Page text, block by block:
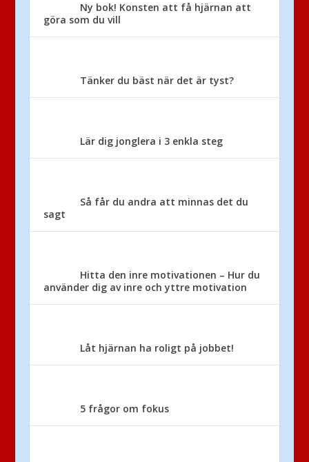
Ny bok! Konsten att få hjärnan att
göra som du vill
Tänker du bäst när det är tyst?
Lär dig jonglera i 3 enkla steg
Så får du andra att minnas det du
sagt
Hitta den inre motivationen – Hur du
använder dig av inre och yttre motivation
Låt hjärnan ha roligt på jobbet!
5 frågor om fokus